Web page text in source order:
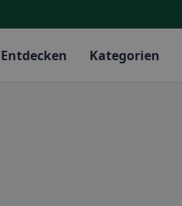
Entdecken Kategorien